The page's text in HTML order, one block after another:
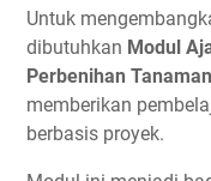
Untuk
dibutuhkan Modul
Perbenihan
memberikan
berbasis proyek.